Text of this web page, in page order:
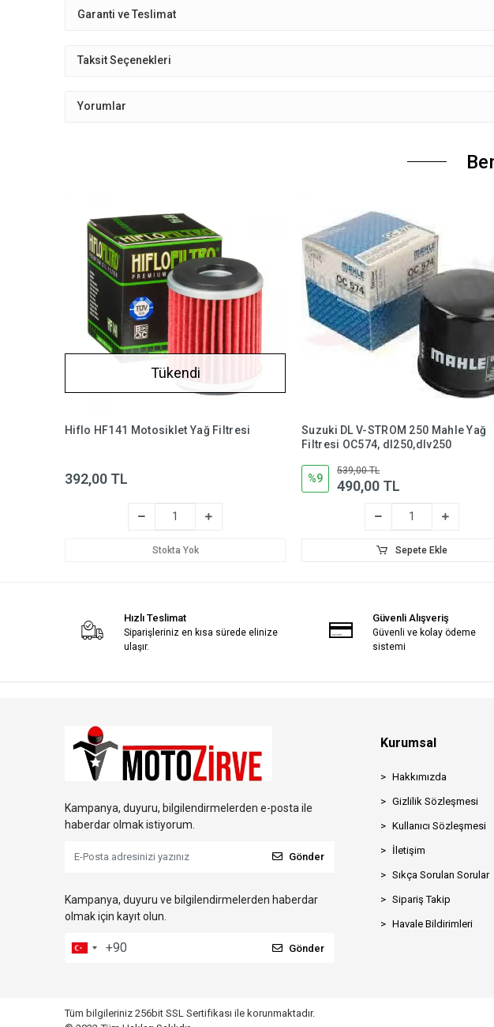
Garanti ve Teslimat
Taksit Seçenekleri
Yorumlar
Tükendi
Hiflo HF141 Motosiklet Yağ Filtresi
392,00 TL
Stokta Yok
Suzuki DL V-STROM 250 Mahle Yağ
Filtresi OC574, dl250,dlv250
%9
539,00 TL
490,00 TL
Sepete Ekle
Hızlı Teslimat
Siparişleriniz en kısa sürede elinize
ulaşır.
Güvenli Alışveriş
Güvenli ve kolay ödeme
sistemi
Kampanya, duyuru, bilgilendirmelerden e-posta ile
haberdar olmak istiyorum.
Gönder
Kampanya, duyuru ve bilgilendirmelerden haberdar
olmak için kayıt olun.
Gönder
Kurumsal
Hakkımızda
Gizlilik Sözleşmesi
Kullanıcı Sözleşmesi
İletişim
Sıkça Sorulan Sorular
Sipariş Takip
Havale Bildirimleri
Tüm bilgileriniz 256bit SSL Sertifikası ile korunmaktadır.